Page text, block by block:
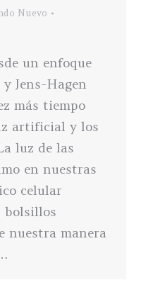
Nuevo
un enfoque
Jens-Hagen
más tiempo
artificial y los
luz de las
en nuestras
celular
bolsillos
nuestra manera